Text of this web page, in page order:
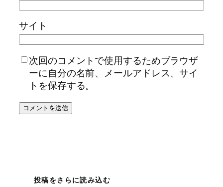
サイト
次回のコメントで使用するためブラウザ
ーに自分の名前、メールアドレス、サイ
トを保存する。
投稿をさらに読み込む